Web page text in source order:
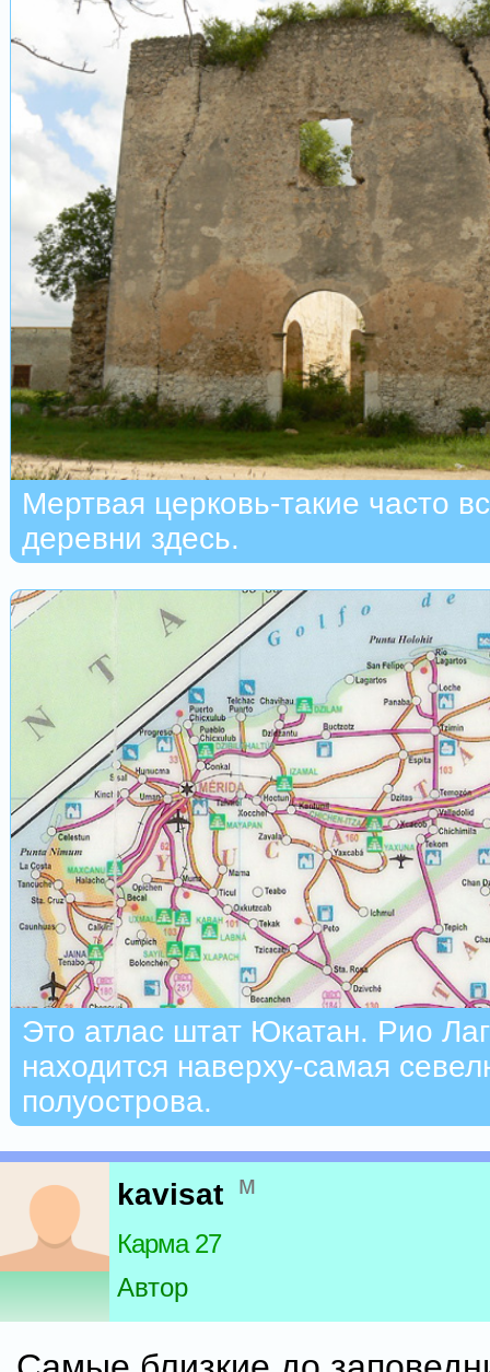
Мертвая церковь-такие часто
деревни здесь.
Это атлас штат Юкатан. Рио
находится наверху-самая
полуострова.
kavisat м
Карма 27
Автор